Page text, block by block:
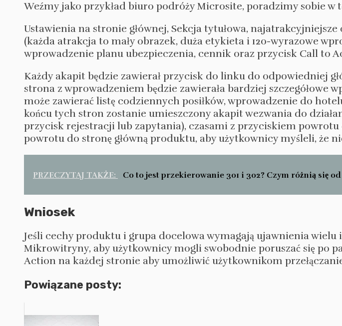
Weźmy jako przykład biuro podróży Microsite, poradzimy sobie w
Ustawienia na stronie głównej, Sekcja tytułowa,
(każda atrakcja to mały obrazek, duża etykieta i 120-wyrazowe
wprowadzenie planu ubezpieczenia, cennik oraz przycisk Call to
Każdy akapit będzie zawierał przycisk do linku do odpowiedniej
strona z wprowadzeniem będzie zawierała bardziej szczegółowe
może zawierać listę codziennych posiłków, wprowadzenie do
końcu tych stron zostanie umieszczony akapit wezwania do
przycisk rejestracji lub zapytania), czasami z przyciskiem
powrotu do stronę główną produktu, aby użytkownicy myśleli, że
PRZECZYTAJ TAKŻE: Co to jest przekierowanie 301 i 302? Czym różnią się
Wniosek
Jeśli cechy produktu i grupa docelowa wymagają ujawnienia
Mikrowitryny, aby użytkownicy mogli swobodnie poruszać się po
Action na każdej stronie aby umożliwić użytkownikom
Powiązane posty: